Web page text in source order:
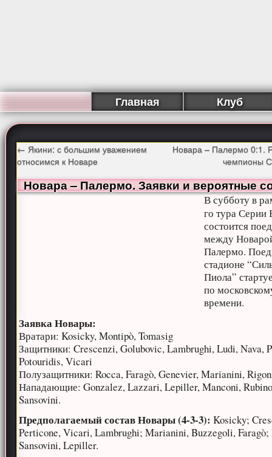
Главная Клуб
← Якини: с большим уважением
относимся к Новаре
Новара – Палермо 0:1.
чемпионы
Новара – Палермо. Заявки и вероятные
В субботу в
го тура Серии
состоится
между
Палермо.
стадионе
Пиола”
по
времени.
Заявка Новары:
Вратари: Kosicky, Montipò, Tomasig
Защитники: Crescenzi, Golubovic, Lambrughi, Ludi, Nava,
Potouridis, Vicari
Полузащитники: Rocca, Faragò, Genevier, Marianini,
Нападающие: Gonzalez, Lazzari, Lepiller, Manconi,
Sansovini.
Предполагаемый состав Новары (4-3-3): Kosicky;
Perticone, Vicari, Lambrughi; Marianini, Buzzegoli,
Sansovini, Lepiller.